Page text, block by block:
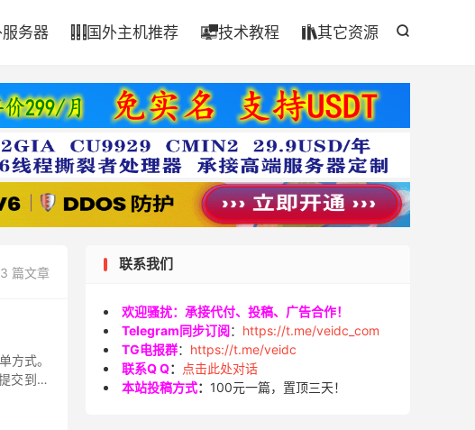

务器  国外主机推荐 技术教程 其它资源
篇文章
方式。
交到一
联系我们
欢迎骚扰：承接代付、投稿、广告合作！
Telegram同步订阅： https://t.me/veidc_com
TG电报群： https://t.me/veidc
联系Q Q：
点击此处对话
本站投稿方式： 100元一篇，置顶三天！